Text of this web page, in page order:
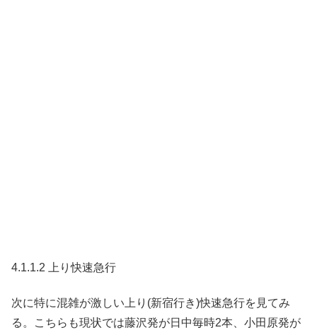
4.1.1.2 上り快速急行
次に特に混雑が激しい上り(新宿行き)快速急行を見てみ
る。こちらも現状では藤沢発が日中毎時2本、小田原発が